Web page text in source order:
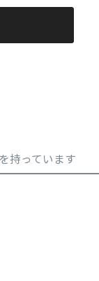
持っています